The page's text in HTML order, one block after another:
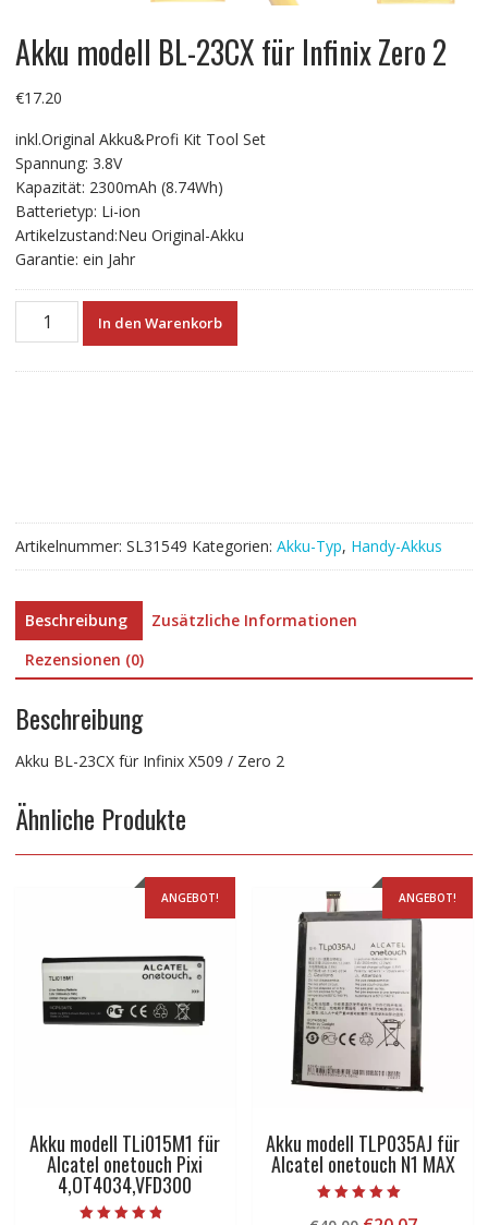
Akku modell BL-23CX für Infinix Zero 2
€17.20
inkl.Original Akku&Profi Kit Tool Set
Spannung: 3.8V
Kapazität: 2300mAh (8.74Wh)
Batterietyp: Li-ion
Artikelzustand:Neu Original-Akku
Garantie: ein Jahr
Akku
modell
In den Warenkorb
Artikelnummer: SL31549 Kategorien: Akku-Typ, Handy-Akkus
Beschreibung
Zusätzliche Informationen
Rezensionen (0)
Beschreibung
Akku BL-23CX für Infinix X509 / Zero 2
Ähnliche Produkte
ANGEBOT!
Akku modell TLi015M1 für
Alcatel onetouch Pixi
4,OT4034,VFD300
ANGEBOT!
Akku modell TLP035AJ für
Alcatel onetouch N1 MAX